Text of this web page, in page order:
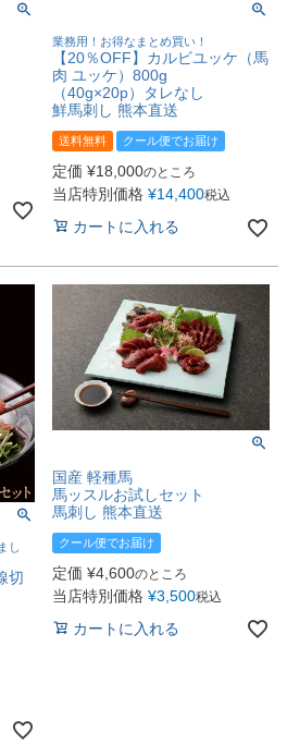
業務用！お得なまとめ買い！
【20％OFF】カルビユッケ（馬
肉 ユッケ）800g
（40g×20p）タレなし
鮮馬刺し 熊本直送
送料無料 クール便でお届け
定価 ¥18,000のところ
当店特別価格 ¥14,400税込
カートに入れる
し
切
国産 軽種馬
馬ッスルお試しセット
馬刺し 熊本直送
クール便でお届け
定価 ¥4,600のところ
当店特別価格 ¥3,500税込
カートに入れる